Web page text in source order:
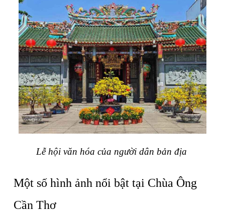
Lễ hội văn hóa của người dân bản địa
Một số hình ảnh nổi bật tại Chùa Ông
Cần Thơ